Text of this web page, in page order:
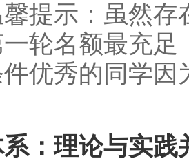
提示：虽然
轮名额最充
优秀的同学
：理论与实践